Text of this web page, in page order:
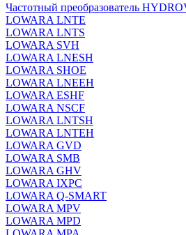
Частотный преобразователь
LOWARA LNTE
LOWARA LNTS
LOWARA SVH
LOWARA LNESH
LOWARA SHOE
LOWARA LNEEH
LOWARA ESHF
LOWARA NSCF
LOWARA LNTSH
LOWARA LNTEH
LOWARA GVD
LOWARA SMB
LOWARA GHV
LOWARA IXPС
LOWARA Q-SMART
LOWARA MPV
LOWARA MPD